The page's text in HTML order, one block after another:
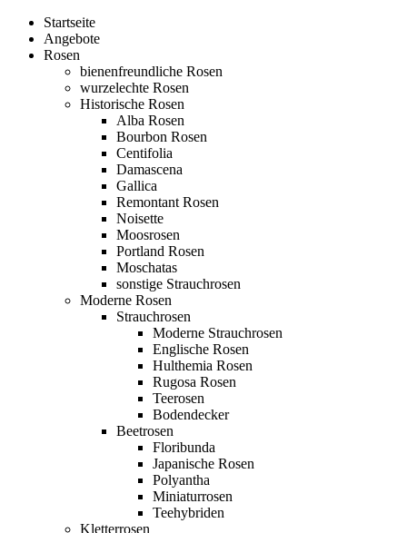
Startseite
Angebote
Rosen
bienenfreundliche Rosen
wurzelechte Rosen
Historische Rosen
Alba Rosen
Bourbon Rosen
Centifolia
Damascena
Gallica
Remontant Rosen
Noisette
Moosrosen
Portland Rosen
Moschatas
sonstige Strauchrosen
Moderne Rosen
Strauchrosen
Moderne Strauchrosen
Englische Rosen
Hulthemia Rosen
Rugosa Rosen
Teerosen
Bodendecker
Beetrosen
Floribunda
Japanische Rosen
Polyantha
Miniaturrosen
Teehybriden
Kletterrosen